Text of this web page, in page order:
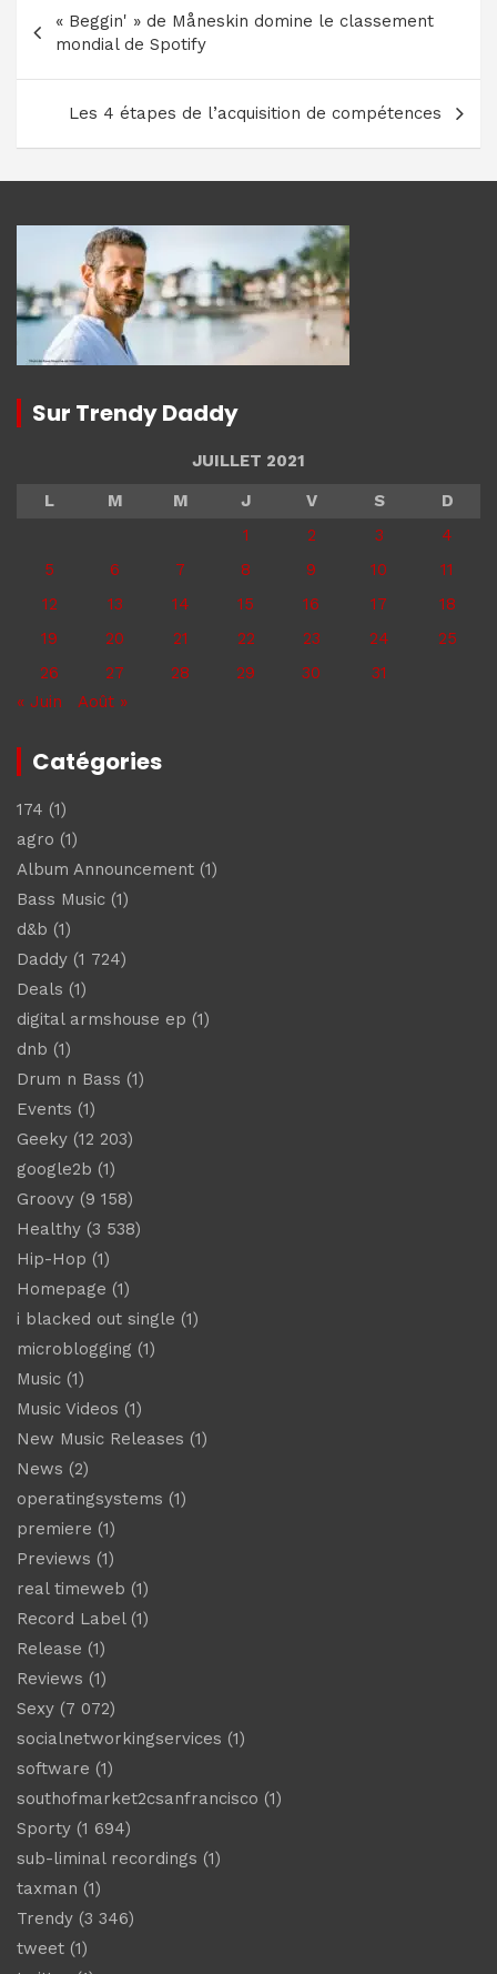
de
l’article
« Beggin' » de Måneskin domine le classement
mondial de Spotify
Les 4 étapes de l’acquisition de compétences
Sur Trendy Daddy
JUILLET 2021
L
M M J V S
D
1
2 3
4
5
6 7 8 9 10
11
12
13 14 15 16 17
18
19
20 21 22 23 24
25
26
27 28 29 30
31
« Juin
Août »
Catégories
174 (1)
agro (1)
Album Announcement (1)
Bass Music (1)
d&b (1)
Daddy (1 724)
Deals (1)
digital armshouse ep (1)
dnb (1)
Drum n Bass (1)
Events (1)
Geeky (12 203)
google2b (1)
Groovy (9 158)
Healthy (3 538)
Hip-Hop (1)
Homepage (1)
i blacked out single (1)
microblogging (1)
Music (1)
Music Videos (1)
New Music Releases (1)
News (2)
operatingsystems (1)
premiere (1)
Previews (1)
real timeweb (1)
Record Label(1)
Release (1)
Reviews (1)
Sexy (7 072)
socialnetworkingservices (1)
software (1)
southofmarket2csanfrancisco (1)
Sporty (1 694)
sub-liminal recordings (1)
taxman (1)
Trendy (3 346)
tweet (1)